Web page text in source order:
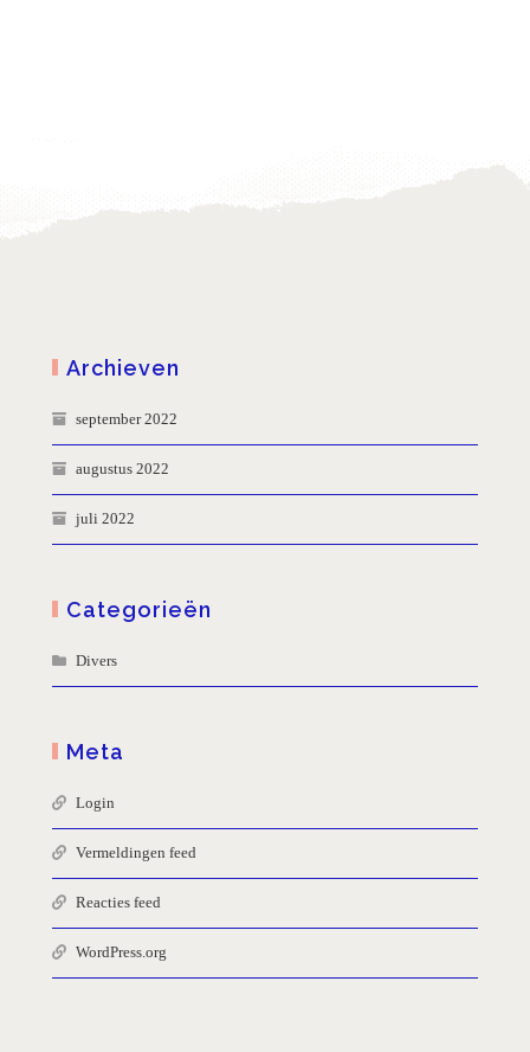
Archieven
september 2022
augustus 2022
juli 2022
Categorieën
Divers
Meta
Login
Vermeldingen feed
Reacties feed
WordPress.org